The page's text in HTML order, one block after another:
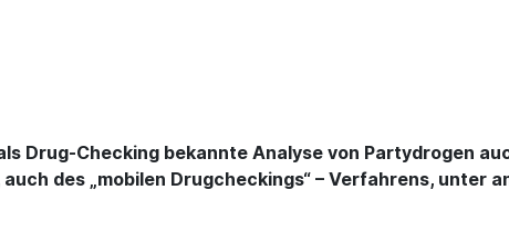
Drug-Checking bekannte Analyse von Partydrogen
des „mobilen Drugcheckings“ – Verfahrens, unter